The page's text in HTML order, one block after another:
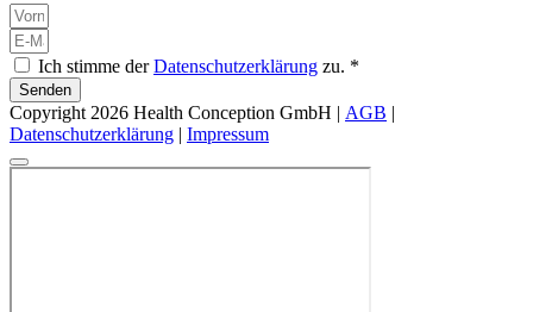
Ich stimme derDatenschutzerklärung zu. *
Senden
Copyright 2026 Health Conception GmbH | AGB
Datenschutzerklärung
Impressum